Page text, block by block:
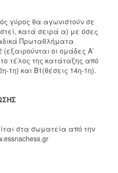
γύρος θα αγωνιστούν σε
κατά σειρά α) με όσες
Πρωταθλήματα
οι ομάδες Α’
τέλος της κατάταξης από
1η) και Β1(θέσεις 14η-1η).
στα σωματεία από την